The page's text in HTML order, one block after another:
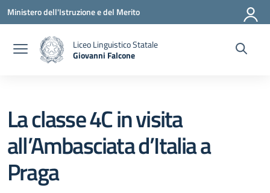
Vai ai contenuti
Vai al menu di navigazione
Vai al footer
Ministero dell'Istruzione e del Merito
Liceo Linguistico Statale
Giovanni Falcone
La classe 4C in visita
all’Ambasciata d’Italia a
Praga